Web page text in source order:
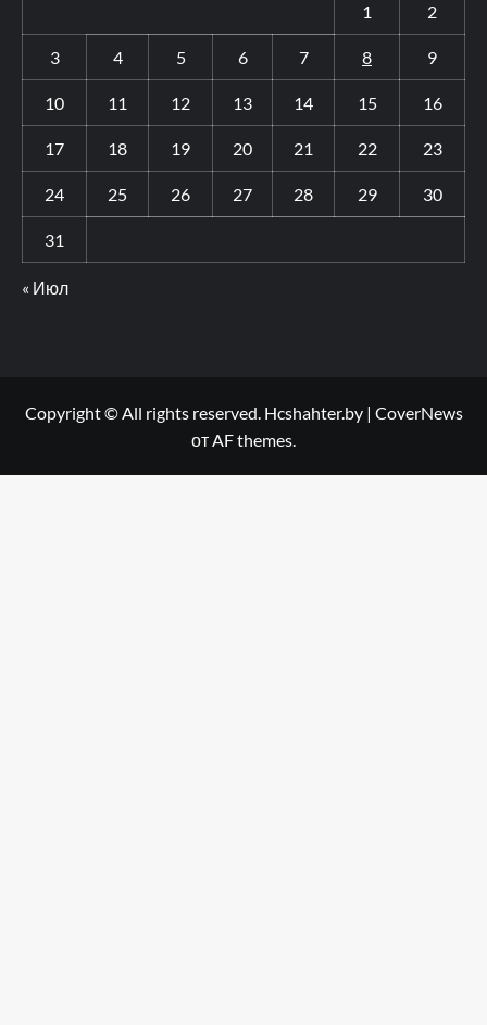
1 2
3 4 5 6 7 8 9
10 11 12 13 14 15 16
17 18 19 20 21 22 23
24 25 26 27 28 29 30
31
« Июл
Copyright © All rights reserved. Hcshahter.by | CoverNews
от AF themes.